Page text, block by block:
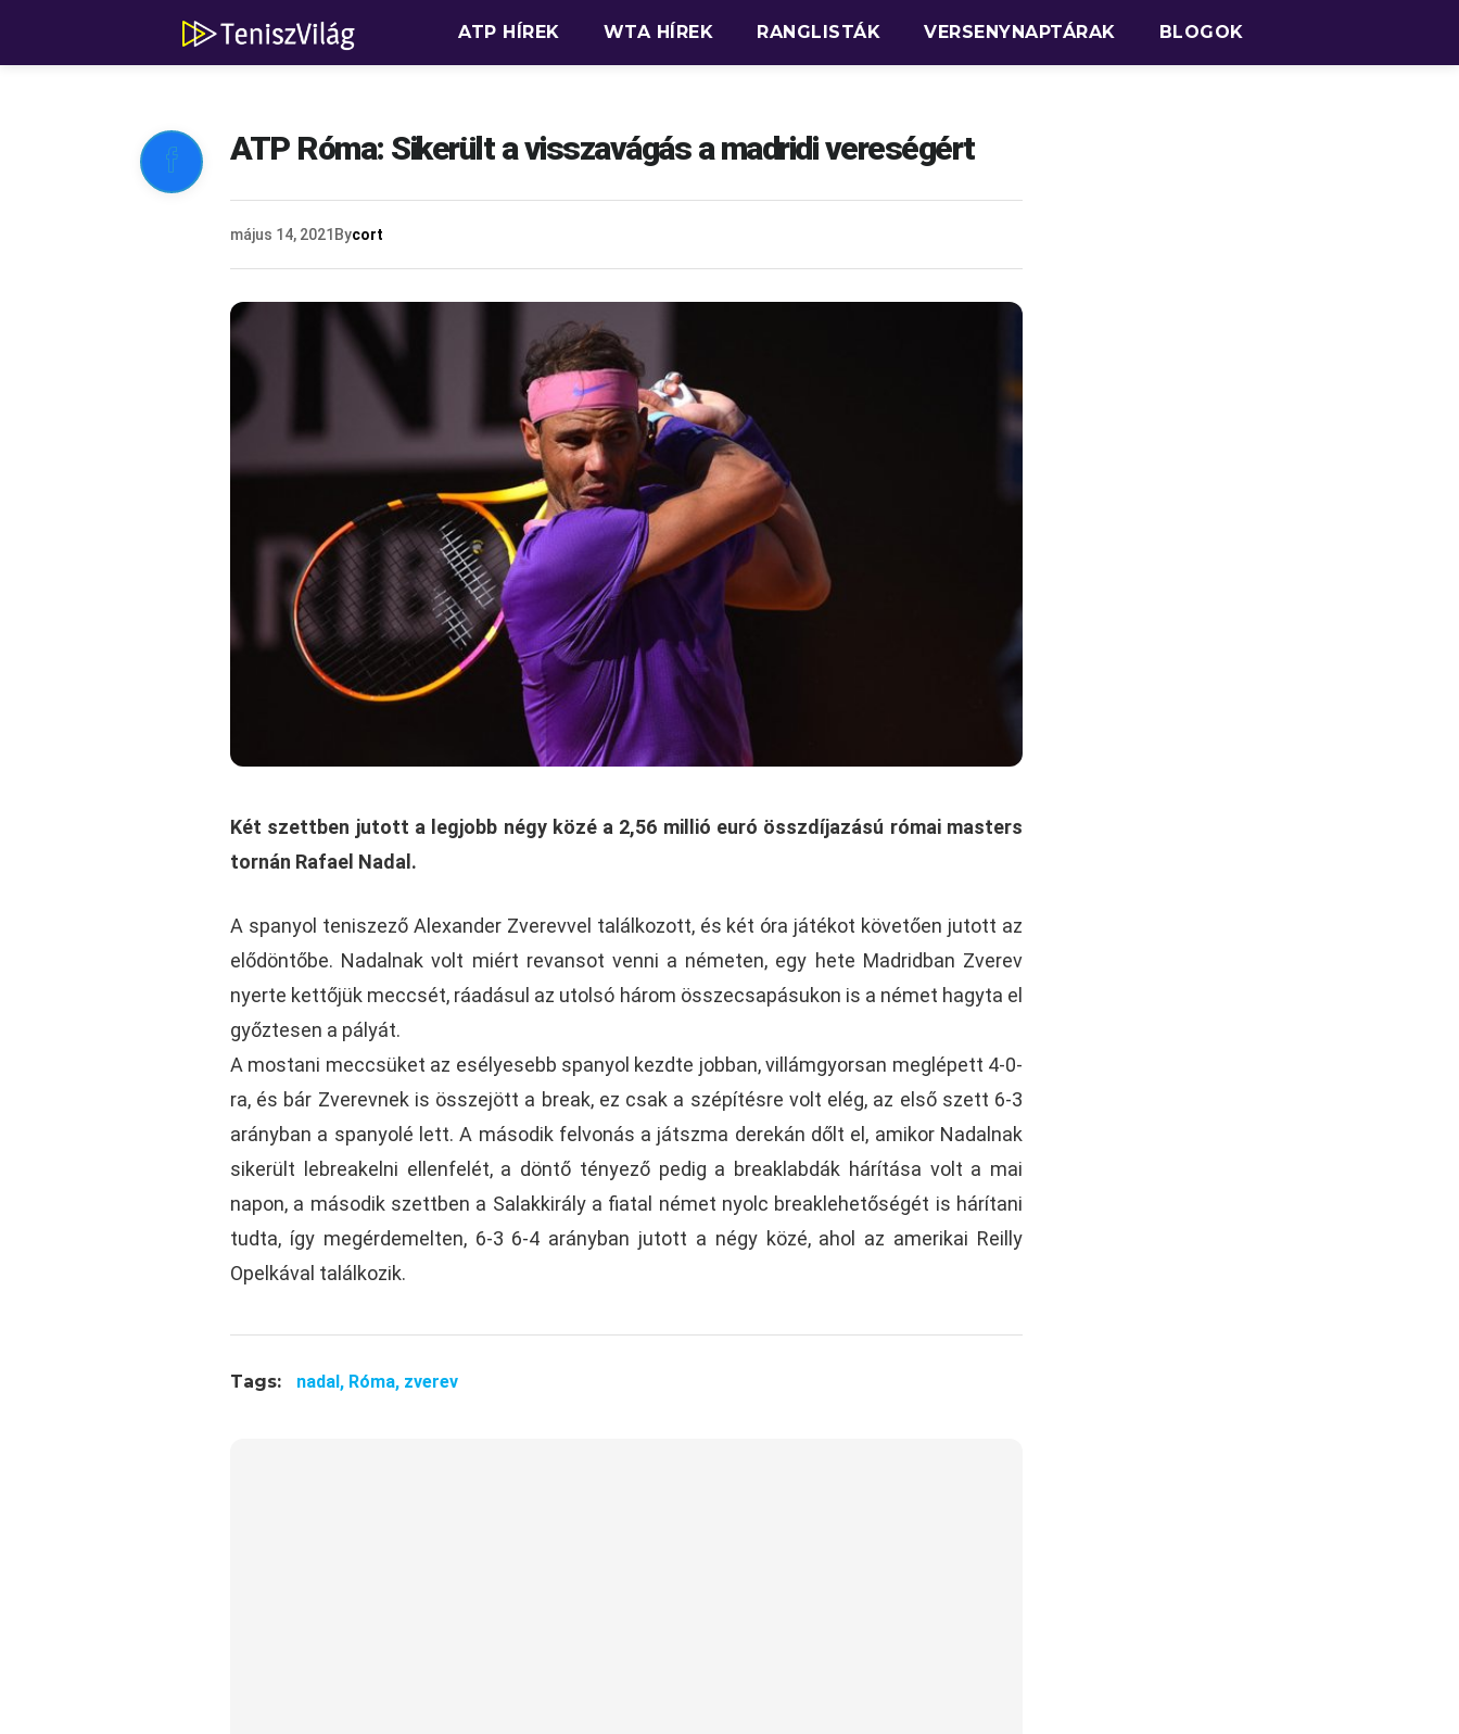
ATP HÍREK WTA HÍREK RANGLISTÁK VERSENYNAPTÁRAK BLOGOK
 ATP Róma: Sikerült a visszavágás a madridi vereségért
május 14, 2021 Bycort
Két szettben jutott a legjobb négy közé a 2,56 millió euró összdíjazású római masters
tornán Rafael Nadal.
A spanyol teniszező Alexander Zverevvel találkozott, és két óra játékot követően jutott az
elődöntőbe. Nadalnak volt miért revansot venni a németen, egy hete Madridban Zverev
nyerte kettőjük meccsét, ráadásul az utolsó három összecsapásukon is a német hagyta el
győztesen a pályát.
A mostani meccsüket az esélyesebb spanyol kezdte jobban, villámgyorsan meglépett 4-0-
ra, és bár Zverevnek is összejött a break, ez csak a szépítésre volt elég, az első szett 6-3
arányban a spanyolé lett. A második felvonás a játszma derekán dőlt el, amikor Nadalnak
sikerült lebreakelni ellenfelét, a döntő tényező pedig a breaklabdák hárítása volt a mai
napon, a második szettben a Salakkirály a fiatal német nyolc breaklehetőségét is hárítani
tudta, így megérdemelten, 6-3 6-4 arányban jutott a négy közé, ahol az amerikai Reilly
Opelkával találkozik.
Tags: nadal, Róma, zverev